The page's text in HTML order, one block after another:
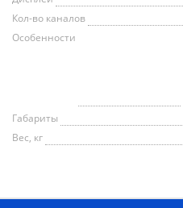
Кол-во каналов
Особенности
Габариты
Вес, кг